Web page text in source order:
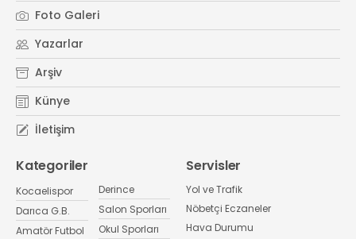
Foto Galeri
Yazarlar
Arşiv
Künye
İletişim
Kategoriler
Kocaelispor
Darıca G.B.
Amatör Futbol
Derince
Salon Sporları
Okul Sporları
Servisler
Yol ve Trafik
Nöbetçi Eczaneler
Hava Durumu